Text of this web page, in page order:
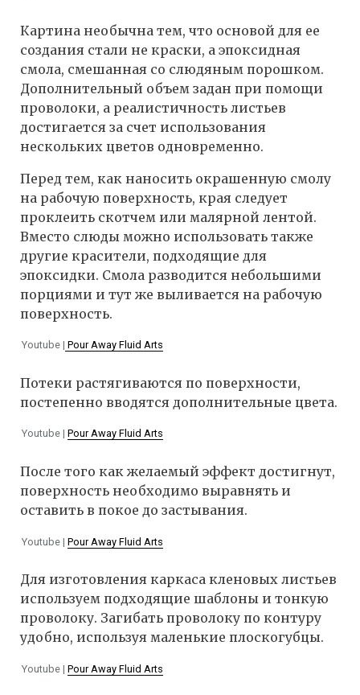
Картина необычна тем, что основой для ее
создания стали не краски, а эпоксидная
смола, смешанная со слюдяным порошком.
Дополнительный объем задан при помощи
проволоки, а реалистичность листьев
достигается за счет использования
нескольких цветов одновременно.
Перед тем, как наносить окрашенную смолу
на рабочую поверхность, края следует
проклеить скотчем или малярной лентой.
Вместо слюды можно использовать также
другие красители, подходящие для
эпоксидки. Смола разводится небольшими
порциями и тут же выливается на рабочую
поверхность.
Youtube | Pour Away Fluid Arts
Потеки растягиваются по поверхности,
постепенно вводятся дополнительные цвета.
Youtube | Pour Away Fluid Arts
После того как желаемый эффект достигнут,
поверхность необходимо выравнять и
оставить в покое до застывания.
Youtube | Pour Away Fluid Arts
Для изготовления каркаса кленовых листьев
используем подходящие шаблоны и тонкую
проволоку. Загибать проволоку по контуру
удобно, используя маленькие плоскогубцы.
Youtube | Pour Away Fluid Arts